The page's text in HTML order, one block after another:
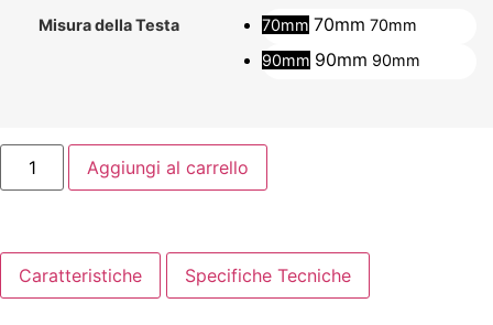
Misura della Testa 70mm 70mm 70mm
90mm 90mm 90mm
Aggiungi al carrello
Caratteristiche Specifiche Tecniche